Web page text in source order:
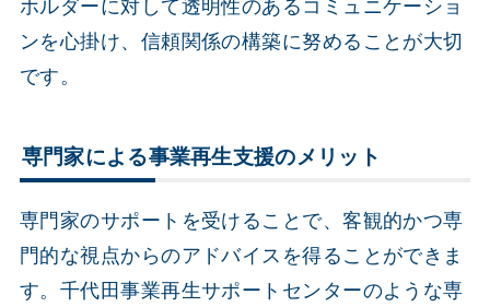
ホルダーに対して透明性のあるコミュニケーショ
ンを心掛け、信頼関係の構築に努めることが大切
です。
専門家による事業再生支援のメリット
専門家のサポートを受けることで、客観的かつ専
門的な視点からのアドバイスを得ることができま
す。千代田事業再生サポートセンターのような専